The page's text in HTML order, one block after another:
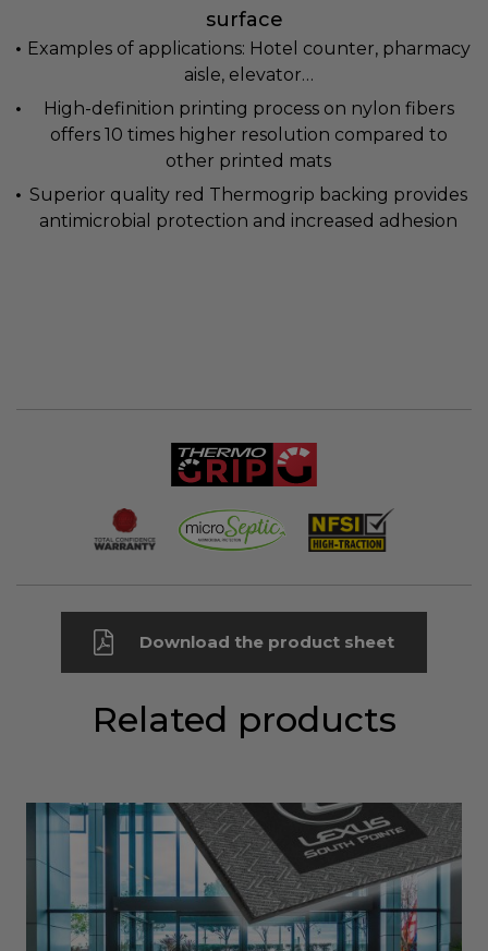
surface
Examples of applications: Hotel counter, pharmacy
aisle, elevator…
High-definition printing process on nylon fibers
offers 10 times higher resolution compared to
other printed mats
Superior quality red Thermogrip backing provides
antimicrobial protection and increased adhesion
Download the product sheet
Related products